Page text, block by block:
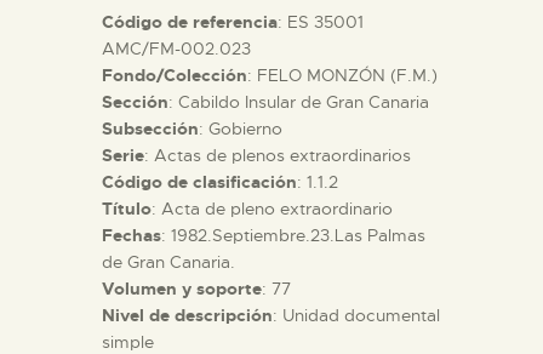
ACTIVIDADES
█
EL MUSEO
COLECCIONES
DIDÁCTICA
Código de referencia: ES 35001
AMC/FM-002.023
Fondo/Colección: FELO MONZÓN (F.M.)
Sección: Cabildo Insular de Gran Canaria
Subsección: Gobierno
Serie: Actas de plenos extraordinarios
Código de clasificación: 1.1.2
Título: Acta de pleno extraordinario
Fechas: 1982.Septiembre.23.Las Palmas
de Gran Canaria.
Volumen y soporte: 77
Nivel de descripción: Unidad documental
simple